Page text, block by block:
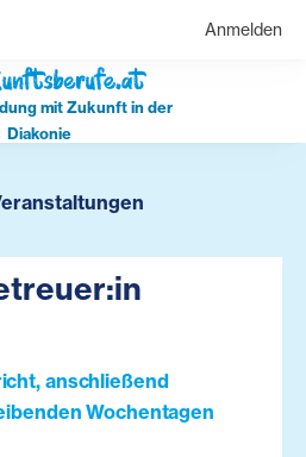
Anmelden
mit Zukunft in der
Diakonie
anschließend
Wochentagen